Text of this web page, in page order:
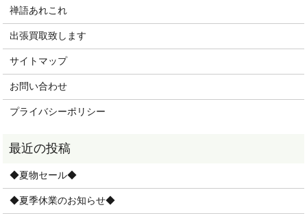
禅語あれこれ
出張買取致します
サイトマップ
お問い合わせ
プライバシーポリシー
◆夏物セール◆
◆夏季休業のお知らせ◆